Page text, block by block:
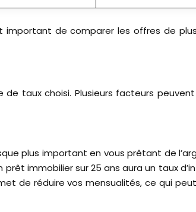
de comparer les offres de
taux choisi. Plusieurs facteurs
plus important en vous prêtant de
immobilier sur 25 ans aura un taux
de réduire vos mensualités, ce qui